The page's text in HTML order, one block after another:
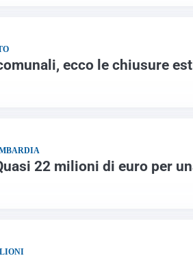
ecco le chiusure
22 milioni di euro per